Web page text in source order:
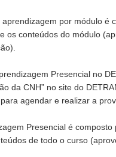
aprendizagem por módulo é
os conteúdos do módulo
Presencial no
da CNH” no site do
agendar e realizar a
Presencial é
de todo o curso